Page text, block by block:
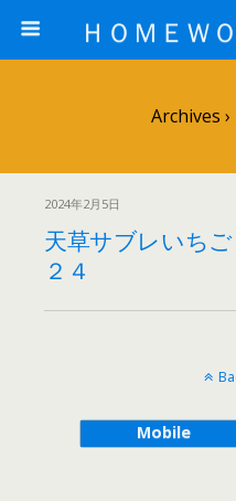
Archives
2024年2月5日
天草サブレいち
２４
Mobile